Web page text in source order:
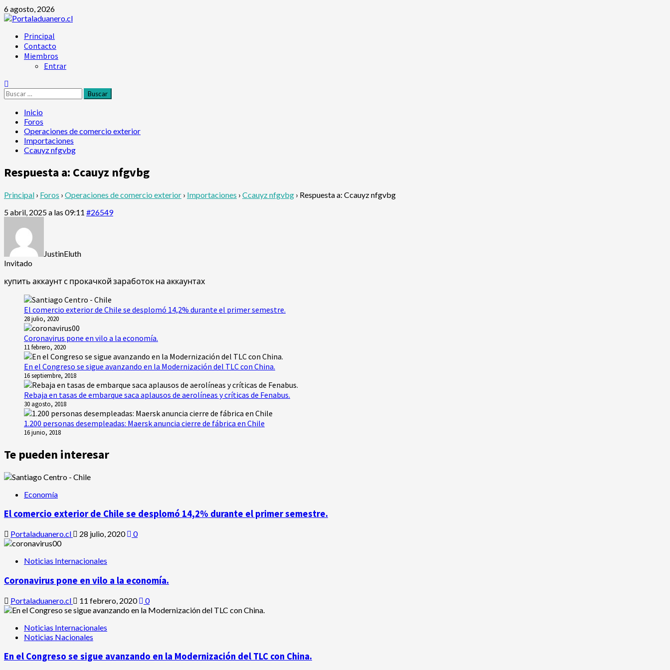
Saltar
al
6 agosto, 2026
Menú
principal
Principal
Contacto
Miembros
Entrar
Buscar:
Inicio
Foros
Operaciones de comercio exterior
Importaciones
Ccauyz nfgvbg
Respuesta a: Ccauyz nfgvbg
Principal › Foros › Operaciones de comercio exterior › Importaciones › Ccauyz nfgvbg › Respuesta a: Ccauyz nfgvbg
5 abril, 2025 a las 09:11 #26549
JustinEluth
Invitado
купить аккаунт с прокачкой заработок на аккаунтах
El comercio exterior de Chile se desplomó 14,2% durante el primer semestre.
28 julio, 2020
Coronavirus pone en vilo a la economía.
11 febrero, 2020
En el Congreso se sigue avanzando en la Modernización del TLC con China.
16 septiembre, 2018
Rebaja en tasas de embarque saca aplausos de aerolíneas y críticas de Fenabus.
30 agosto, 2018
1.200 personas desempleadas: Maersk anuncia cierre de fábrica en Chile
16 junio, 2018
Te pueden interesar
Economía
El comercio exterior de Chile se desplomó 14,2% durante el primer semestre.
Portaladuanero.cl 28 julio, 2020 0
Noticias Internacionales
Coronavirus pone en vilo a la economía.
Portaladuanero.cl 11 febrero, 2020 0
Noticias Internacionales
Noticias Nacionales
En el Congreso se sigue avanzando en la Modernización del TLC con China.